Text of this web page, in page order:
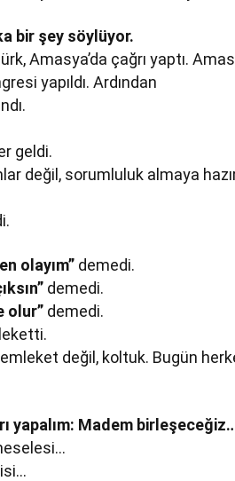
bir şey söylüyor.
Amasya’da çağrı yaptı.
yapıldı. Ardından
geldi.
değil, sorumluluk almaya
olayım” demedi.
demedi.
olur” demedi.
değil, koltuk. Bugün
yapalım: Madem